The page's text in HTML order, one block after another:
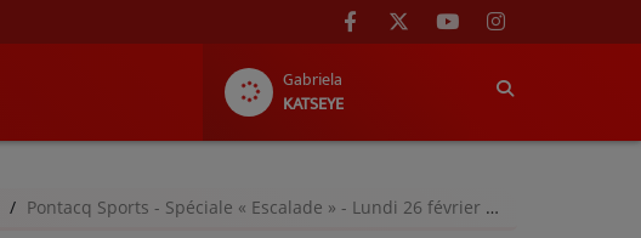
Gabriela
KATSEYE
Pontacq Sports - Spéciale « Escalade » - Lundi 26 février 2024